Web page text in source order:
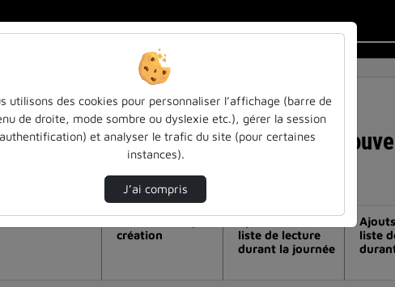
de la vidéo Vieillissement : un
la période de visualisation
création
liste de lecture
durant la journée
liste
utilisons des cookies pour personnaliser l’affichage (barre de
de droite, mode sombre ou dyslexie etc.), gérer la session
et analyser le trafic du site (pour certaines
instances).
J’ai compris